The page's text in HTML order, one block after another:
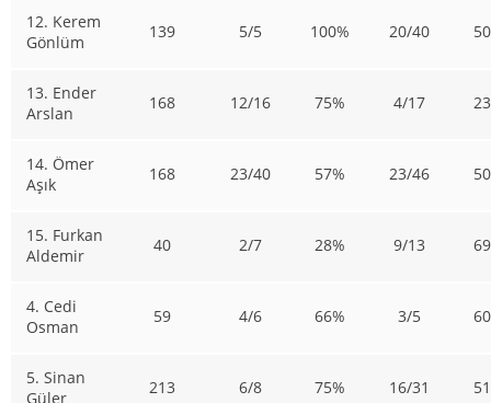
12. Kerem
Gönlüm
139 5/5 100% 20/40
13. Ender
Arslan
168 12/16 75% 4/17
14. Ömer
Aşık
168 23/40 57% 23/46
15. Furkan
Aldemir
40 2/7 28% 9/13
4. Cedi
Osman
59 4/6 66% 3/5
5. Sinan
Güler
213 6/8 75% 16/31